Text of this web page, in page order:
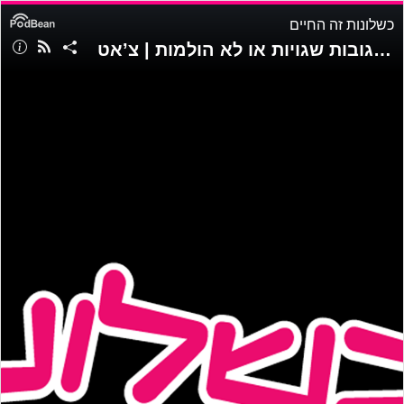
כשלונות זה החיים
יש לי ”כשלים” במובן זה שאני יכול ליצור תגובות שגויות או לא הולמות | צ’אט GPT | פרק 2